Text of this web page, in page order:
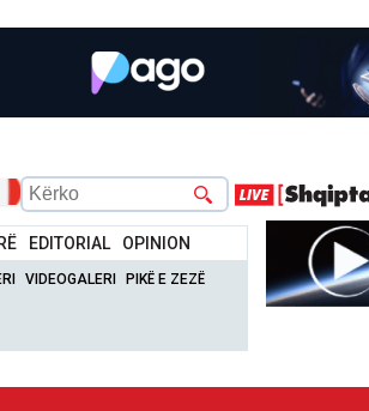
EDITORIAL OPINION
VIDEOGALERI PIKË E ZEZË